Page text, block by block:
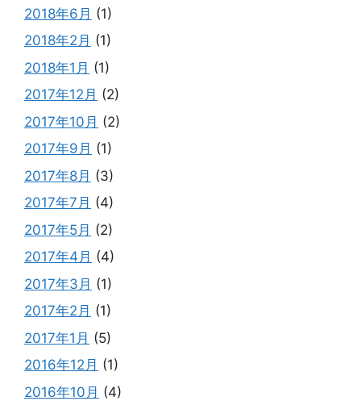
2018年6月 (1)
2018年2月 (1)
2018年1月 (1)
2017年12月 (2)
2017年10月 (2)
2017年9月 (1)
2017年8月 (3)
2017年7月 (4)
2017年5月 (2)
2017年4月 (4)
2017年3月 (1)
2017年2月 (1)
2017年1月 (5)
2016年12月 (1)
2016年10月 (4)